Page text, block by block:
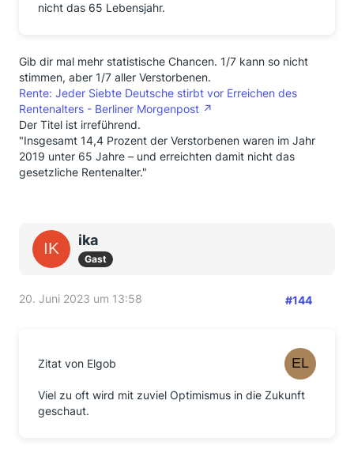
nicht das 65 Lebensjahr.
Gib dir mal mehr statistische Chancen. 1/7 kann so nicht
stimmen, aber 1/7 aller Verstorbenen.
Rente: Jeder Siebte Deutsche stirbt vor Erreichen des
Rentenalters - Berliner Morgenpost
Der Titel ist irreführend.
"Insgesamt 14,4 Prozent der Verstorbenen waren im Jahr
2019 unter 65 Jahre – und erreichten damit nicht das
gesetzliche Rentenalter."
ika
Gast
20. Juni 2023 um 13:58 #144
Zitat von Elgob
Viel zu oft wird mit zuviel Optimismus in die Zukunft
geschaut.